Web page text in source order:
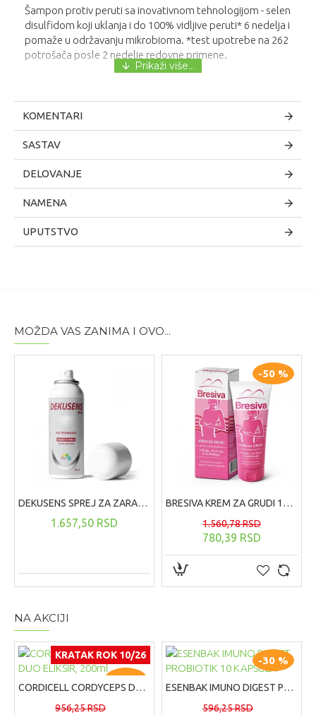
Šampon protiv peruti sa inovativnom tehnologijom - selen
disulfidom koji uklanja i do 100% vidljive peruti* 6 nedelja i
pomaže u održavanju mikrobioma. *test upotrebe na 262
potrošača posle 2 nedelje redovne primene.
KOMENTARI
SASTAV
DELOVANJE
NAMENA
UPUTSTVO
MOŽDA VAS ZANIMA I OVO...
DEKUSENS SPREJ ZA ZARASTANJE RANA ,125 ML
1.657,50 RSD
-50 %
BRESIVA KREM ZA GRUDI 100 ML
780,39 RSD
1.560,78 RSD
NA AKCIJI
KRATAK ROK 10/26
-30 %
CORDICELL CORDYCEPS DUO ELIKSIR, 200ml
956,25 RSD
-30 %
ESENBAK IMUNO DIGEST PROBIOTIK 10 KAPSULA
596,25 RSD